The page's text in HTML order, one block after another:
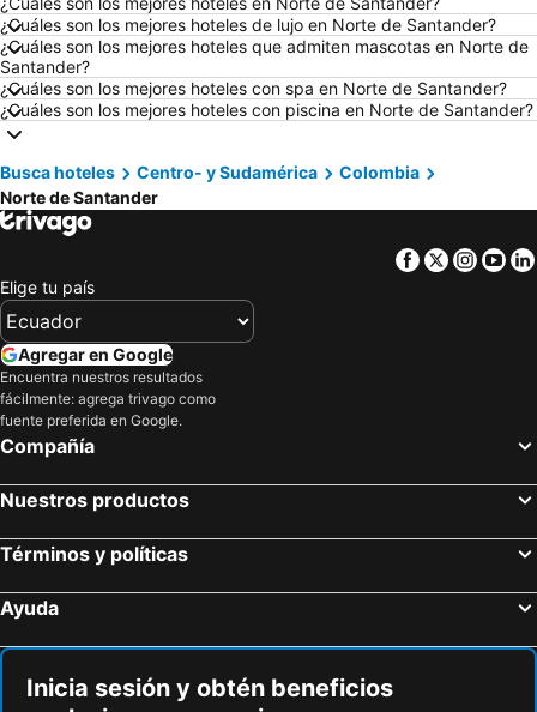
Hoteles en Ambato
Hoteles en Cojimies
Hoteles en Lisboa
Hoteles en Zorritos
Hoteles en Oporto
Hoteles en Panamá
Hoteles en Galápagos
Hoteles en Esmeraldas
Hoteles en Santa Cruz
Hoteles en Colombia
Hoteles en Campania
Hoteles en Noruega
Hoteles en Tailandia
Hoteles en El Caribe
Hoteles en Tumbes
Hoteles en San Cristóbal
¿Cuáles son los mejores hoteles de lujo en Norte de Santander?
¿Cuáles son los mejores hoteles que admiten mascotas en Norte de
Santander?
¿Cuáles son los mejores hoteles con spa en Norte de Santander?
¿Cuáles son los mejores hoteles con piscina en Norte de Santander?
Busca hoteles Centro- y Sudamérica
Colombia
Norte de Santander
Facebook
Twitter
Elige tu país
Agregar en Google
Encuentra nuestros resultados
fácilmente: agrega trivago como
fuente preferida en Google.
Compañía
Nuestros productos
Términos y políticas
Ayuda
Inicia sesión y obtén beneficios